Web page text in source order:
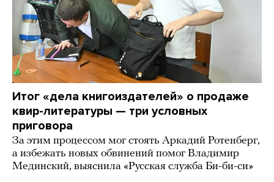
Итог «дела книгоиздателей» о продаже
квир-литературы — три условных
приговора
За этим процессом мог стоять Аркадий Ротенберг,
а избежать новых обвинений помог Владимир
Мединский, выяснила «Русская служба Би-би-си»